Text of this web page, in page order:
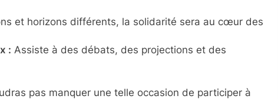
et horizons différents, la solidarité sera au cœur des
: Assiste à des débats, des projections et des
pas manquer une telle occasion de participer à